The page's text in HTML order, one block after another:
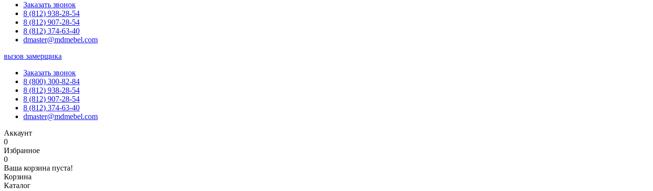
Заказать звонок
8 (812) 938-28-54
8 (812) 907-28-54
8 (812) 374-63-40
dmaster@mdmebel.com
вызов замерщика
Заказать звонок
8 (800) 300-82-84
8 (812) 938-28-54
8 (812) 907-28-54
8 (812) 374-63-40
dmaster@mdmebel.com
Аккаунт
0
Избранное
0
Ваша корзина пуста!
Корзина
Каталог